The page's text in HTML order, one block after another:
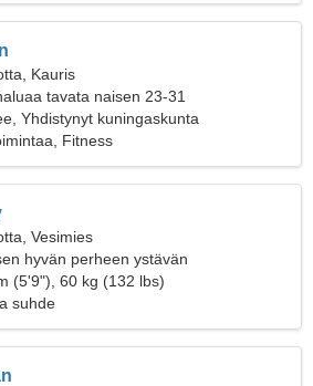
Kauris
tavata naisen 23-31
Yhdistynyt kuningaskunta
Fitness
Vesimies
hyvän perheen ystävän
(5'9"), 60 kg (132 lbs)
suhde